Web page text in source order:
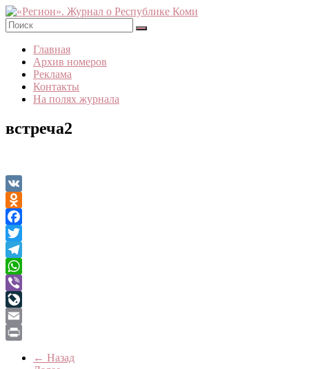
Skip
to
content
«Регион».
Журнал
Республике
Коми
Главная
Архив номеров
Реклама
Контакты
На полях журнала
встреча2
VK
Odnoklassniki
Facebook
Twitter
Telegram
WhatsApp
Viber
LiveJournal
Email
← Назад